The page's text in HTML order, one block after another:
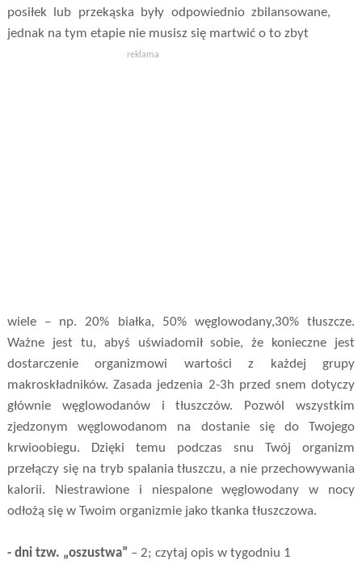
posiłek lub przekąska były odpowiednio zbilansowane,
jednak na tym etapie nie musisz się martwić o to zbyt
reklama
wiele – np. 20% białka, 50% węglowodany,30% tłuszcze.
Ważne jest tu, abyś uświadomił sobie, że konieczne jest
dostarczenie organizmowi wartości z każdej grupy
makroskładników. Zasada jedzenia 2-3h przed snem dotyczy
głównie węglowodanów i tłuszczów. Pozwól wszystkim
zjedzonym węglowodanom na dostanie się do Twojego
krwioobiegu. Dzięki temu podczas snu Twój organizm
przełączy się na tryb spalania tłuszczu, a nie przechowywania
kalorii. Niestrawione i niespalone węglowodany w nocy
odłożą się w Twoim organizmie jako tkanka tłuszczowa.
- dni tzw. „oszustwa” – 2; czytaj opis w tygodniu 1